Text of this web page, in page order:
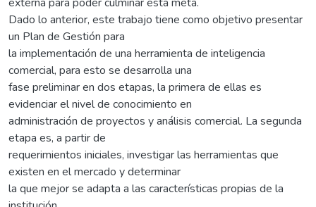
Dado lo anterior, este trabajo tiene como objetivo presentar
un Plan de Gestión para
la implementación de una herramienta de inteligencia
comercial, para esto se desarrolla una
fase preliminar en dos etapas, la primera de ellas es
evidenciar el nivel de conocimiento en
administración de proyectos y análisis comercial. La segunda
etapa es, a partir de
requerimientos iniciales, investigar las herramientas que
existen en el mercado y determinar
la que mejor se adapta a las características propias de la